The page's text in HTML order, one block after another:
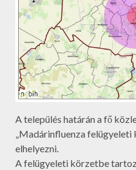
A település határán a fő
„Madárinfluenza
elhelyezni.
A felügyeleti körzetbe